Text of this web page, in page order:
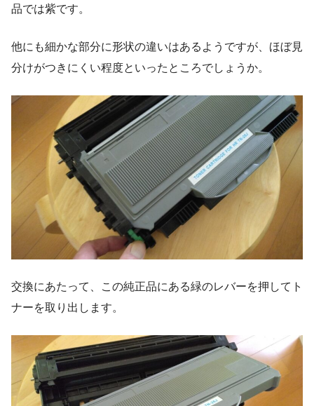
品では紫です。
他にも細かな部分に形状の違いはあるようですが、ほぼ見
分けがつきにくい程度といったところでしょうか。
交換にあたって、この純正品にある緑のレバーを押してト
ナーを取り出します。